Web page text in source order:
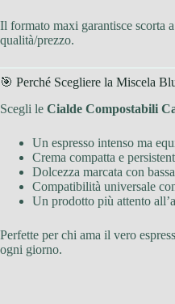
Il formato maxi garantisce scorta
qualità/prezzo.
🎯 Perché Scegliere la Miscela
Scegli le Cialde Compostabili
Un espresso intenso ma
Crema compatta e
Dolcezza marcata con
Compatibilità universale
Un prodotto più attento
Perfette per chi ama il vero
ogni giorno.